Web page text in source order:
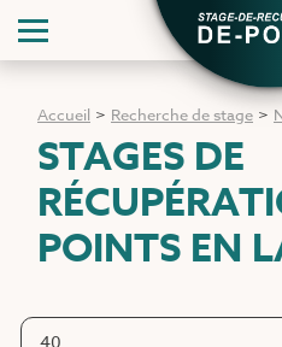
Accueil > Recherche de stage >
STAGES DE
POINTS EN